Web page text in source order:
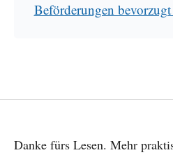
Beförderungen
Danke fürs Lesen. Mehr